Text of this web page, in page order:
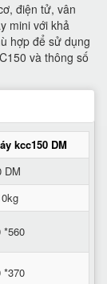
điện tử, vân
mini với khả
hợp để sử dụng
và thông số
kcc150 DM
DM
*560
*370